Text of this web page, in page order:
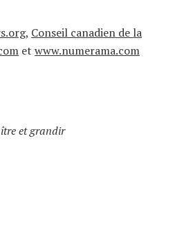
, Conseil canadien de la
et www.numerama.com
et grandir